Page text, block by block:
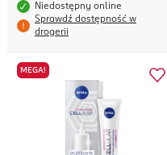
Niedostępny online
Sprawdź dostępność w
drogerii
MEGA!